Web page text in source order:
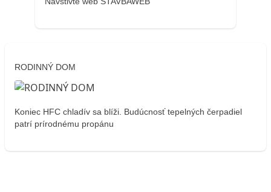
RODINNÝ DOM
Koniec HFC chladív sa blíži. Budúcnosť tepelných čerpadiel
patrí prírodnému propánu